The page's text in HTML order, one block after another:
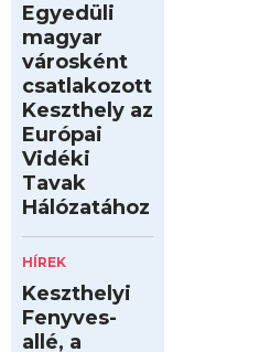
Egyedüli
magyar
városként
csatlakozott
Keszthely az
Európai
Vidéki
Tavak
Hálózatához
HÍREK
Keszthelyi
Fenyves-
allé, a